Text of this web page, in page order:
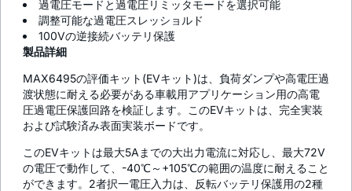
過電圧モードと過電圧リミッタモードを選択可能
調整可能な過電圧スレッショルド
100Vの逆接続バッテリ保護
製品詳細
MAX6495の評価キット(EVキット)は、負荷ダンプや高電圧過
渡状態に耐える必要がある車載用アプリケーション用の高電
圧過電圧保護回路を検証します。このEVキットは、完全実装
および試験済み表面実装ボードです。
このEVキットは最大5Aまでの大出力電流に対応し、最大72V
の電圧で動作して、-40℃～+105℃の範囲の温度に耐えること
ができます。2者択一電圧入力は、反転バッテリ保護用の2種